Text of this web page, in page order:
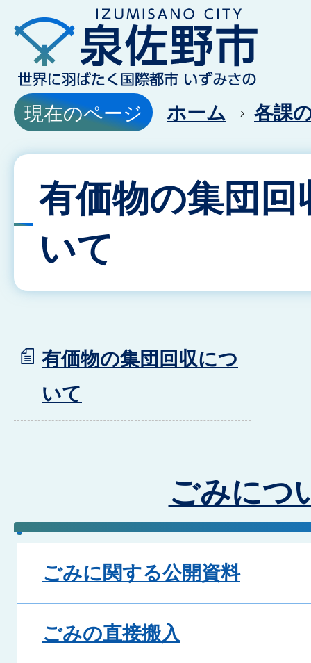
現在のページ ホーム 各課
有価物の集団回
いて
有価物の集団回収につ
いて
ごみにつ
ごみに関する公開資料
ごみの直接搬入